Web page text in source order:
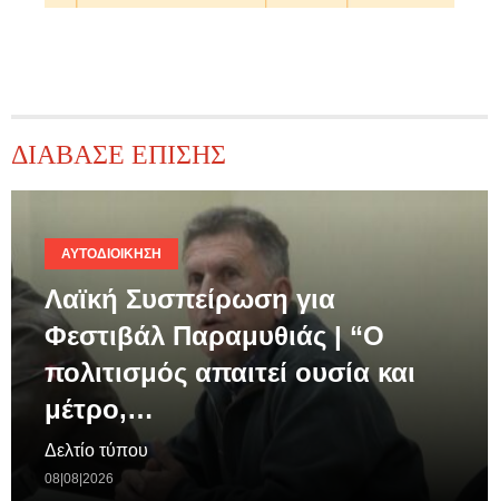
ΔΙΑΒΑΣΕ ΕΠΙΣΗΣ
ΑΥΤΟΔΙΟΊΚΗΣΗ
Λαϊκή Συσπείρωση για
Φεστιβάλ Παραμυθιάς | “Ο
πολιτισμός απαιτεί ουσία και
μέτρο,…
Δελτίο τύπου
08|08|2026